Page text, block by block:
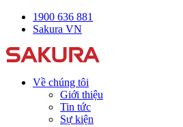
1900 636 881
Sakura VN
Về chúng tôi
Giới thiệu
Tin tức
Sự kiện